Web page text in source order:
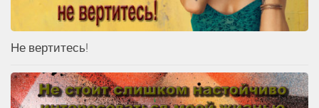
Не вертитесь!